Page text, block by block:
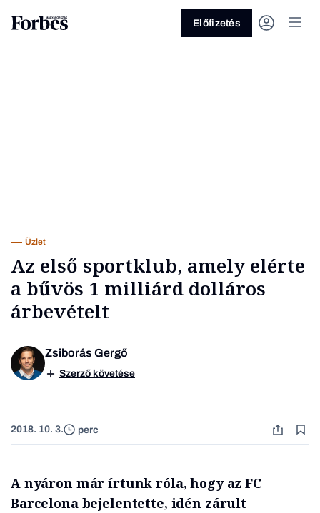
Előfizetés
Üzlet
Az első sportklub, amely elérte
a bűvös 1 milliárd dolláros
árbevételt
Zsiborás Gergő
Szerző követése
2018. 10. 3. perc
A nyáron már írtunk róla, hogy az FC
Barcelona bejelentette, idén zárult